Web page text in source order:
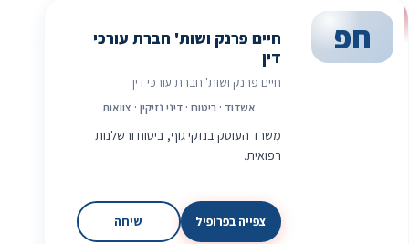
חפ
חיים פרנק ושות' חברת עורכי
דין
חיים פרנק ושות' חברת עורכי דין
אשדוד · ביטוח · דיני נזיקין · צוואות
משרד העוסק בנזקי גוף, ביטוח ורשלנות
רפואית.
צפייה בפרופיל שיחה